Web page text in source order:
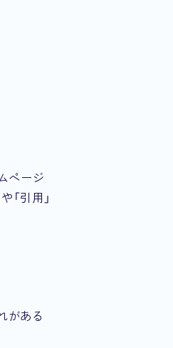
ページ
引用」
がある